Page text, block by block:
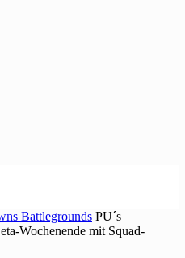
Battlegrounds PU´s
Wochenende mit Squad-